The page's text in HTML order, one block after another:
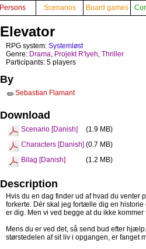
Persons Scenarios Board games
Elevator
RPG system: Systemløst
Genre: Drama, Projekt R'lyeh, Thriller
Participants: 5 players
By
✏️Sebastian Flamant
Download
Scenario [Danish]
(1.9 MB)
Characters [Danish] (0.7 MB)
Bilag [Danish]
(1.2 MB)
Description
Hvis du en dag finder ud af hvad du venter
forkerte. Dér skal jeg fortælle dig en historie
er dig. Men vi ved begge at du ikke
Mens du er ved det, så send bud efter
størstedelen af sit liv i opgangen, er fanget